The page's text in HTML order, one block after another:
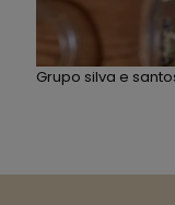
Grupo silva e